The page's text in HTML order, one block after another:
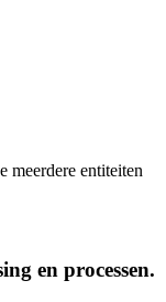
meerdere entiteiten
en processen.